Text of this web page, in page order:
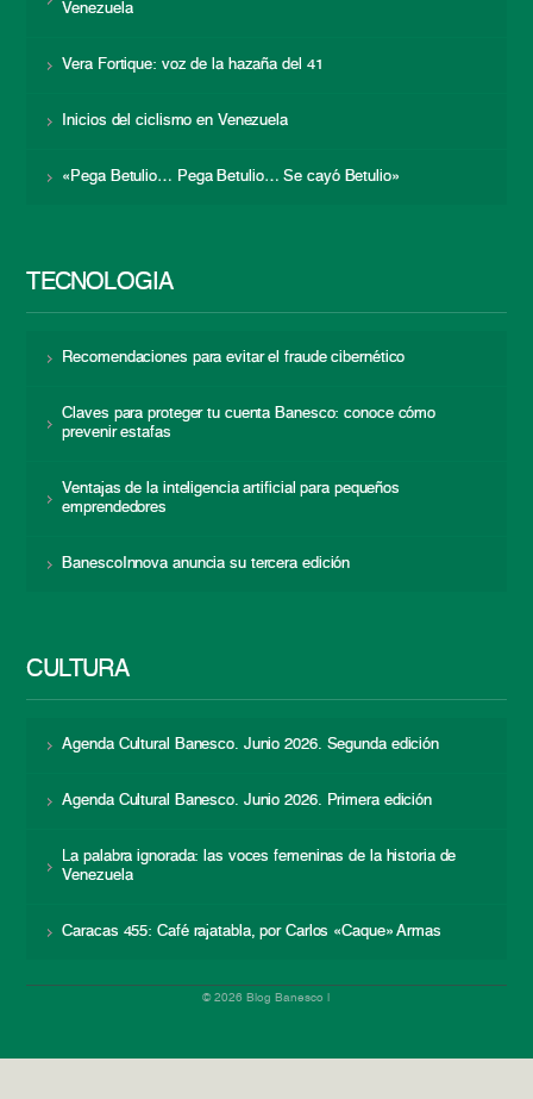
Venezuela
Vera Fortique: voz de la hazaña del 41
Inicios del ciclismo en Venezuela
«Pega Betulio… Pega Betulio… Se cayó Betulio»
TECNOLOGÍA
Recomendaciones para evitar el fraude cibernético
Claves para proteger tu cuenta Banesco: conoce cómo
prevenir estafas
Ventajas de la inteligencia artificial para pequeños
emprendedores
BanescoInnova anuncia su tercera edición
CULTURA
Agenda Cultural Banesco. Junio 2026. Segunda edición
Agenda Cultural Banesco. Junio 2026. Primera edición
La palabra ignorada: las voces femeninas de la historia de
Venezuela
Caracas 455: Café rajatabla, por Carlos «Caque» Armas
© 2026 Blog Banesco |